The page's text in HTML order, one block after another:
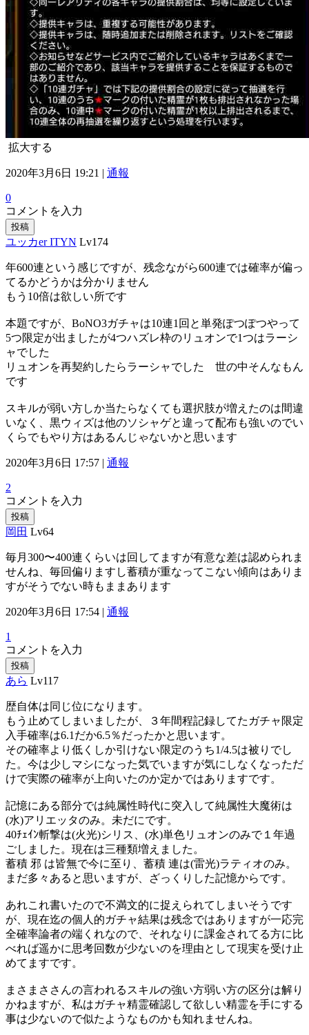
拡大する
2020年3月6日 19:21 | 通報
0
コメントを入力
投稿
ユッカer ITYN Lv174
年600連という感じですが、残念ながら600連では確率が偏っ
てるかどうかは分かりません
もう10倍は欲しい所です
本題ですが、BoNO3ガチャは10連1回と単発ぽつぽつやって
5つ限定が出ましたが4つハズレ枠のリュオンで1つはラーシ
ャでした
リュオンを再契約したらラーシャでした 世の中そんなもん
です
スキルが弱い方しか当たらなくても選択肢が増えたのは間違
いなく、黒ウィズは他のソシャゲと違って配布も強いのでい
くらでもやり方はあるんじゃないかと思います
2020年3月6日 17:57 | 通報
2
コメントを入力
投稿
岡田 Lv64
毎月300〜400連くらいは回してますが有意な差は認められま
せんね、毎回偏りますし蓄積が重なってこない傾向はありま
すがそうでない時もままあります
2020年3月6日 17:54 | 通報
1
コメントを入力
投稿
あら Lv117
歴自体は同じ位になります。
もう止めてしまいましたが、３年間程記録してたガチャ限定
入手確率は6.1だか6.5％だったかと思います。
その確率より低くしか引けない限定のうち1/4.5は被りでし
た。今は少しマシになった気でいますが気にしなくなっただ
けで実際の確率が上向いたのか定かではありますです。
記憶にある部分では純属性時代に突入して純属性大魔術は
(水)アリエッタのみ。未だにです。
40ﾁｪｲﾝ斬撃は(火光)シリス、(水)単色リュオンのみで１年過
ごしました。現在は三種類増えました。
蓄積 邪 は皆無で今に至り、蓄積 連は(雷光)ラティオのみ。
まだ多々あると思いますが、ざっくりした記憶からです。
あれこれ書いたので不満文的に捉えられてしまいそうです
が、現在迄の個人的ガチャ結果は残念ではありますが一応完
全確率論者の端くれなので、それなりに課金されてる方に比
べれば遥かに思考回数が少ないのを理由として現実を受け止
めてますです。
まさまささんの言われるスキルの強い方弱い方の区分は解り
かねますが、私はガチャ精霊確認して欲しい精霊を手にする
事は少ないので似たようなものかも知れませんね。